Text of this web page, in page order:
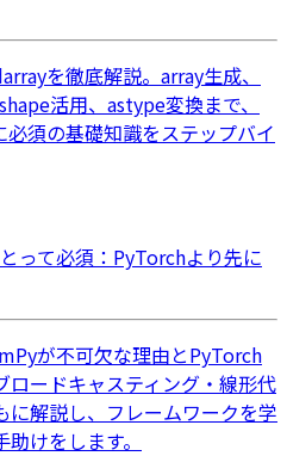
を徹底解説。array生成、
活用、astype変換まで、
須の基礎知識をステップバイ
って必須：PyTorchより先に
が不可欠な理由とPyTorch
ロードキャスティング・線形代
解説し、フレームワークを学
けをします。